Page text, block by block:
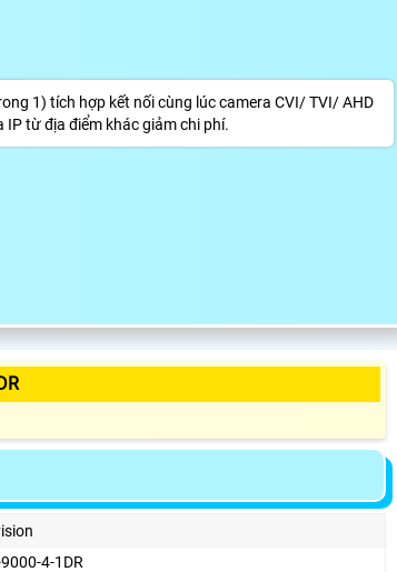
1) tích hợp kết nối cùng lúc camera CVI/ TVI/ AHD
từ địa điểm khác giảm chi phí.
4-1DR